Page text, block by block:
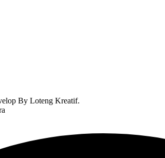
By Loteng Kreatif.